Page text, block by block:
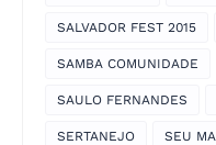
SALVADOR FEST 2015
SAMBA COMUNIDADE
SAULO FERNANDES
SERTANEJO SEU